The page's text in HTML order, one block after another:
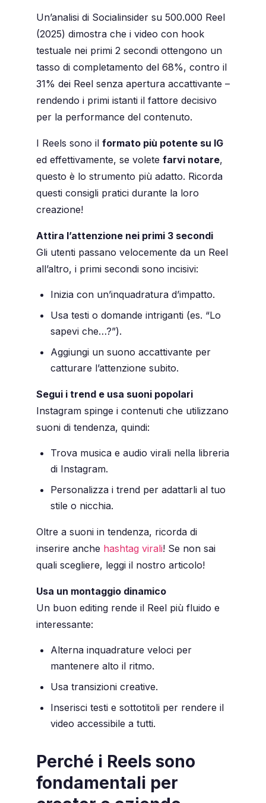
Un’analisi di Socialinsider su 500.000 Reel
(2025) dimostra che i video con hook
testuale nei primi 2 secondi ottengono un
tasso di completamento del 68%, contro il
31% dei Reel senza apertura accattivante –
rendendo i primi istanti il fattore decisivo
per la performance del contenuto.
I Reels sono il formato più potente su IG
ed effettivamente, se volete farvi notare,
questo è lo strumento più adatto. Ricorda
questi consigli pratici durante la loro
creazione!
Attira l’attenzione nei primi 3 secondi
Gli utenti passano velocemente da un Reel
all’altro, i primi secondi sono incisivi:
Inizia con un’inquadratura d’impatto.
Usa testi o domande intriganti (es. “Lo
sapevi che…?”).
Aggiungi un suono accattivante per
catturare l’attenzione subito.
Segui i trend e usa suoni popolari
Instagram spinge i contenuti che utilizzano
suoni di tendenza, quindi:
Trova musica e audio virali nella libreria
di Instagram.
Personalizza i trend per adattarli al tuo
stile o nicchia.
Oltre a suoni in tendenza, ricorda di
inserire anche hashtag virali! Se non sai
quali scegliere, leggi il nostro articolo!
Usa un montaggio dinamico
Un buon editing rende il Reel più fluido e
interessante:
Alterna inquadrature veloci per
mantenere alto il ritmo.
Usa transizioni creative.
Inserisci testi e sottotitoli per rendere il
video accessibile a tutti.
Perché i Reels sono
fondamentali per